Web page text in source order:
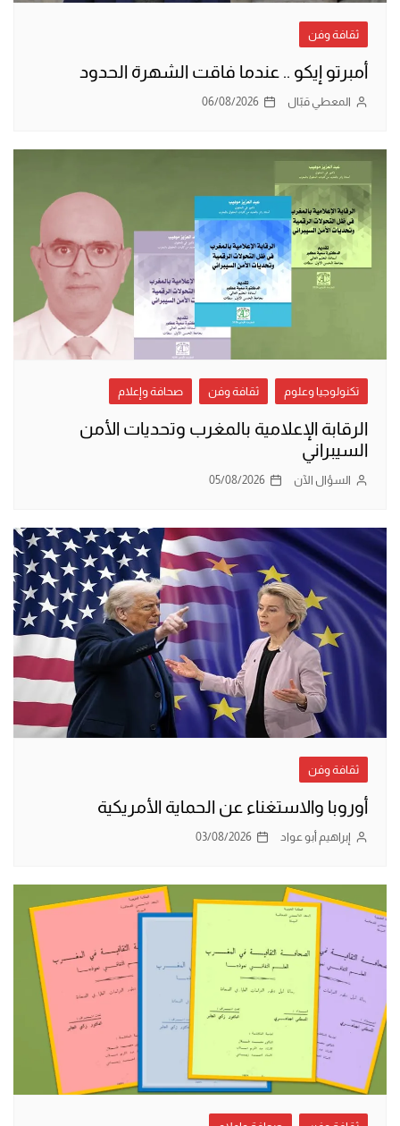
ثقافة وفن
أمبرتو إيكو .. عندما فاقت الشهرة الحدود
المعطي قبّال 06/08/2026
تكنولوجيا وعلوم ثقافة وفن صحافة وإعلام
الرقابة الإعلامية بالمغرب وتحديات الأمن
السيبراني
السؤال الآن 05/08/2026
ثقافة وفن
أوروبا والاستغناء عن الحماية الأمريكية
إبراهيم أبو عواد 03/08/2026